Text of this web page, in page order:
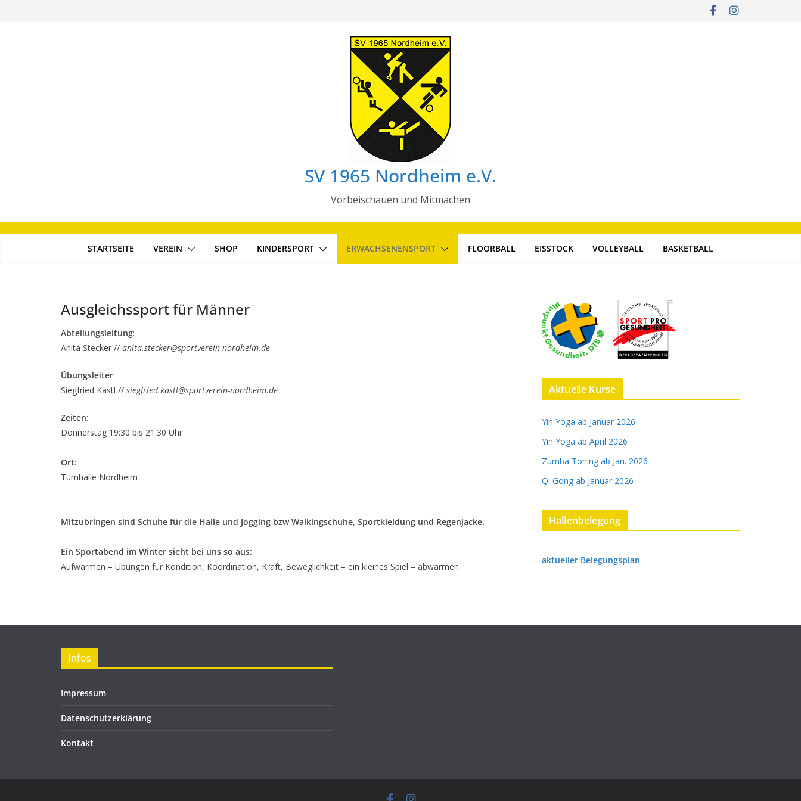
SV 1965 Nordheim e.V.
Vorbeischauen und Mitmachen
STARTSEITE VEREIN SHOP KINDERSPORT ERWACHSENENSPORT FLOORBALL EISSTOCK VOLLEYBALL BASKETBALL
Ausgleichssport für Männer
Abteilungsleitung:
Anita Stecker // anita.stecker@sportverein-nordheim.de
Übungsleiter:
Siegfried Kastl // siegfried.kastl@sportverein-nordheim.de
Zeiten:
Donnerstag 19:30 bis 21:30 Uhr
Ort:
Turnhalle Nordheim
Mitzubringen sind Schuhe für die Halle und Jogging bzw Walkingschuhe, Sportkleidung und Regenjacke.
Ein Sportabend im Winter sieht bei uns so aus:
Aufwärmen – Übungen für Kondition, Koordination, Kraft, Beweglichkeit – ein kleines Spiel – abwärmen.
Aktuelle Kurse
Yin Yoga ab Januar 2026
Yin Yoga ab April 2026
Zumba Toning ab Jan. 2026
Qi Gong ab Januar 2026
Hallenbelegung
aktueller Belegungsplan
Infos
Impressum
Datenschutzerklärung
Kontakt